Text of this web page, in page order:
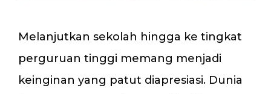
Melanjutkan sekolah hingga ke tingkat
perguruan tinggi memang menjadi
keinginan yang patut diapresiasi. Dunia